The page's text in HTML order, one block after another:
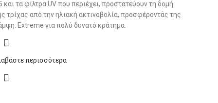
και τα φίλτρα UV που περιέχει, προστατεύουν τη δομή
τρίχας από την ηλιακή ακτινοβολία, προσφέροντάς της
Extreme για πολύ δυνατό κράτηµα.
περισσότερα